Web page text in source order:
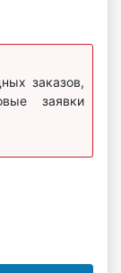
заказов,
заявки